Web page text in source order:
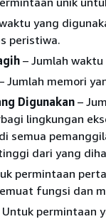
yang
peristiwa.
– Jumlah
Jumlah memori
Digunakan –
lingkungan
semua
dari yang
permintaan
fungsi dan
permintaan